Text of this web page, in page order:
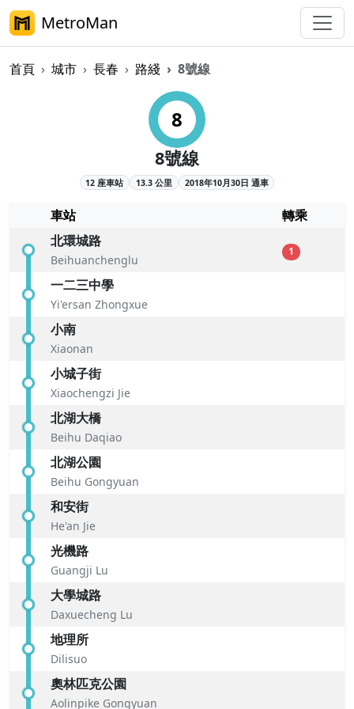
MetroMan
首頁 城市 長春 路綫 8號線
長春軌道交通8號線概覽
8
8號線
12 座車站 13.3 公里 2018年10月30日 通車
車站
轉乘
北環城路
Beihuanchenglu
1
一二三中學
Yi'ersan Zhongxue
小南
Xiaonan
小城子街
Xiaochengzi Jie
北湖大橋
Beihu Daqiao
北湖公園
Beihu Gongyuan
和安街
He'an Jie
光機路
Guangji Lu
大學城路
Daxuecheng Lu
地理所
Dilisuo
奧林匹克公園
Aolinpike Gongyuan